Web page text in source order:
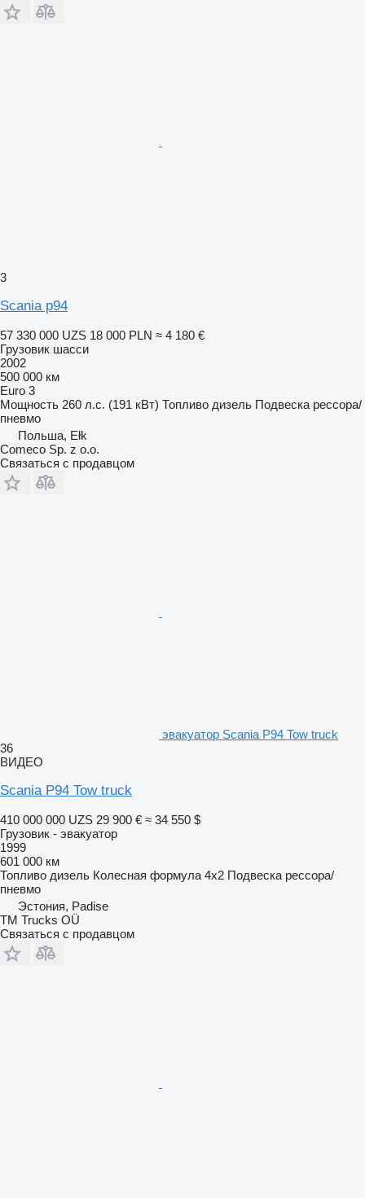
3
Scania p94
57 330 000 UZS 18 000 PLN ≈ 4 180 €
Грузовик шасси
2002
500 000 км
Euro 3
Мощность 260 л.с. (191 кВт) Топливо дизель Подвеска рессора/
пневмо
Польша, Ełk
Comeco Sp. z o.o.
Связаться с продавцом
эвакуатор Scania P94 Tow truck
36
ВИДЕО
Scania P94 Tow truck
410 000 000 UZS 29 900 € ≈ 34 550 $
Грузовик - эвакуатор
1999
601 000 км
Топливо дизель Колесная формула 4x2 Подвеска рессора/
пневмо
Эстония, Padise
TM Trucks OÜ
Связаться с продавцом